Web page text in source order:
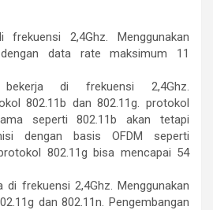
frekuensi 2,4Ghz. Menggunakan
data rate maksimum 11
di frekuensi 2,4Ghz.
802.11b dan 802.11g. protokol
seperti 802.11b akan tetapi
dengan basis OFDM seperti
802.11g bisa mencapai 54
di frekuensi 2,4Ghz. Menggunakan
dan 802.11n. Pengembangan